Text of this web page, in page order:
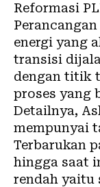
Reformasi
energi yang
transisi
dengan titik
proses yang
Detailnya,
mempunyai
Terbarukan
hingga saat
rendah yaitu